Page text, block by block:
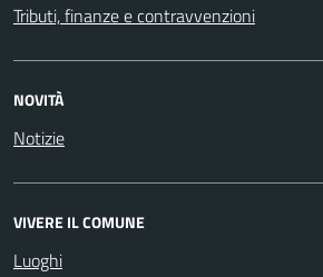
Tributi, finanze e contravvenzioni
NOVITÀ
Notizie
VIVERE IL COMUNE
Luoghi